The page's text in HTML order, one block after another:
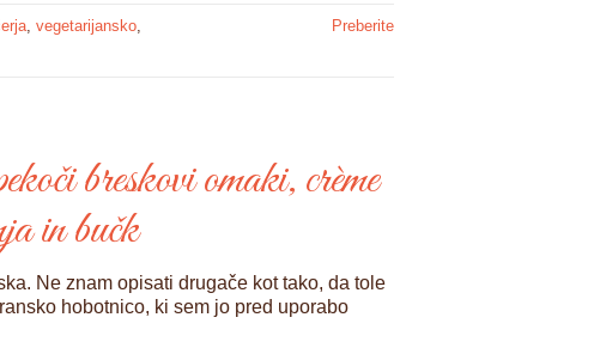
, vegetarijansko,
Preberite
breskovi omaki, crème
in bučk
Ne znam opisati drugače kot tako, da tole
hobotnico, ki sem jo pred uporabo